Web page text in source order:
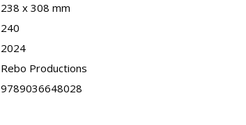
238 x 308 mm
240
2024
Rebo Productions
9789036648028